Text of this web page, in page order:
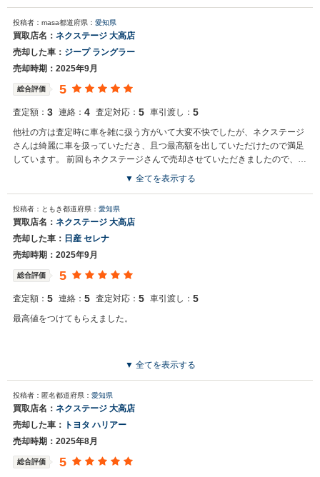
投稿者：masa都道府県： 愛知県
買取店名： ネクステージ 大高店
売却した車： ジープ ラングラー
売却時期：2025年9月
総合評価 5
査定額： 3 連絡： 4 査定対応： 5 車引渡し： 5
他社の方は査定時に車を雑に扱う方がいて大変不快でしたが、ネクステージ
さんは綺麗に車を扱っていただき、且つ最高額を出していただけたので満足
しています。 前回もネクステージさんで売却させていただきましたので、今
後もネクステージさんに積極的にお願いしたいと思います。
▼ 全てを表示する
投稿者：ともき都道府県： 愛知県
買取店名： ネクステージ 大高店
売却した車： 日産 セレナ
売却時期：2025年9月
総合評価 5
査定額： 5 連絡： 5 査定対応： 5 車引渡し： 5
最高値をつけてもらえました。
▼ 全てを表示する
投稿者：匿名都道府県： 愛知県
買取店名： ネクステージ 大高店
売却した車：
トヨタ ハリアー
売却時期：2025年8月
総合評価 5